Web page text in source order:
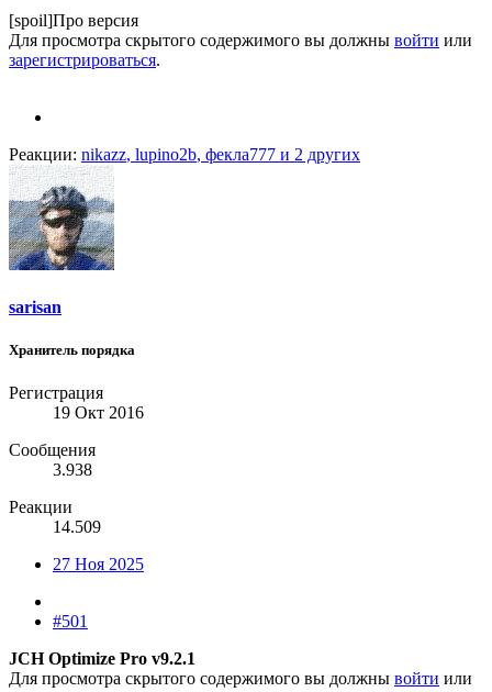
[spoil]Про версия
Для просмотра скрытого содержимого вы должны войти или
зарегистрироваться.
Реакции: nikazz, lupino2b, фекла777 и 2 других
sarisan
Хранитель порядка
Регистрация
19 Окт 2016
Сообщения
3.938
Реакции
14.509
27 Ноя 2025
#501
JCH Optimize Pro v9.2.1
Для просмотра скрытого содержимого вы должны войти или